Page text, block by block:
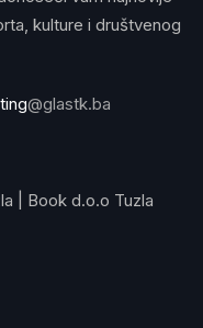
kulture i društvenog
@glastk.ba
| Book d.o.o Tuzla